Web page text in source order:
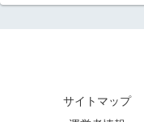
サイトマップ